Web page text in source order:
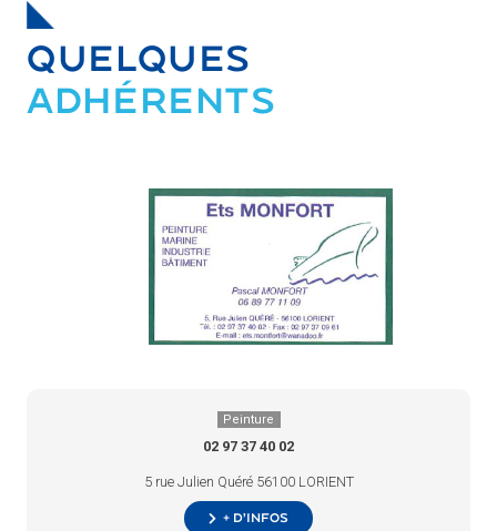
QUELQUES
ADHÉRENTS
Peinture
02 97 37 40 02
5 rue Julien Quéré 56100 LORIENT
+ d’infos